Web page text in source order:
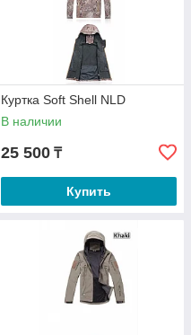
Куртка Soft Shell NLD
В наличии
25 500 ₸
Купить